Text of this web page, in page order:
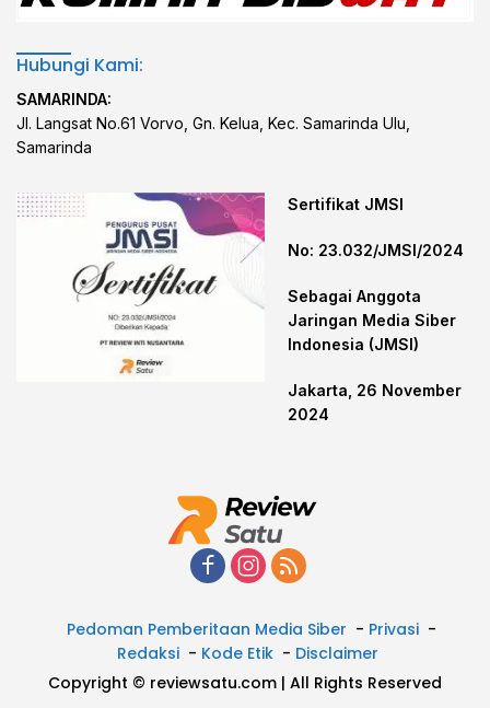
Hubungi Kami:
SAMARINDA:
Jl. Langsat No.61 Vorvo, Gn. Kelua, Kec. Samarinda Ulu,
Samarinda
Sertifikat JMSI
No: 23.032/JMSI/2024
Sebagai Anggota
Jaringan Media Siber
Indonesia (JMSI)
Jakarta, 26 November
2024
Pedoman Pemberitaan Media Siber
Privasi
Redaksi
Kode Etik
Disclaimer
Copyright © reviewsatu.com | All Rights Reserved